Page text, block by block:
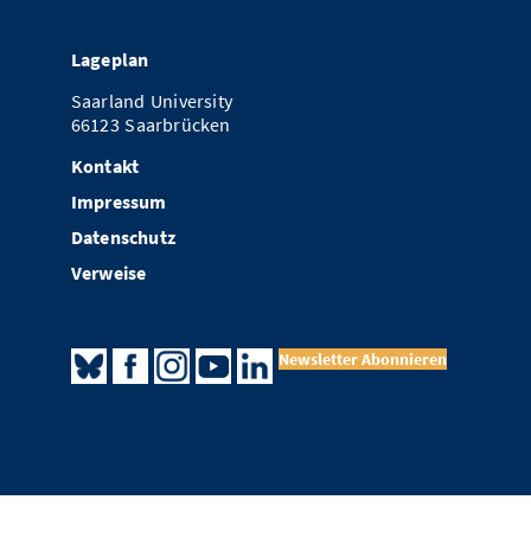
Lageplan
Saarland University
66123 Saarbrücken
Kontakt
Impressum
Datenschutz
Verweise
Newsletter Abonnieren